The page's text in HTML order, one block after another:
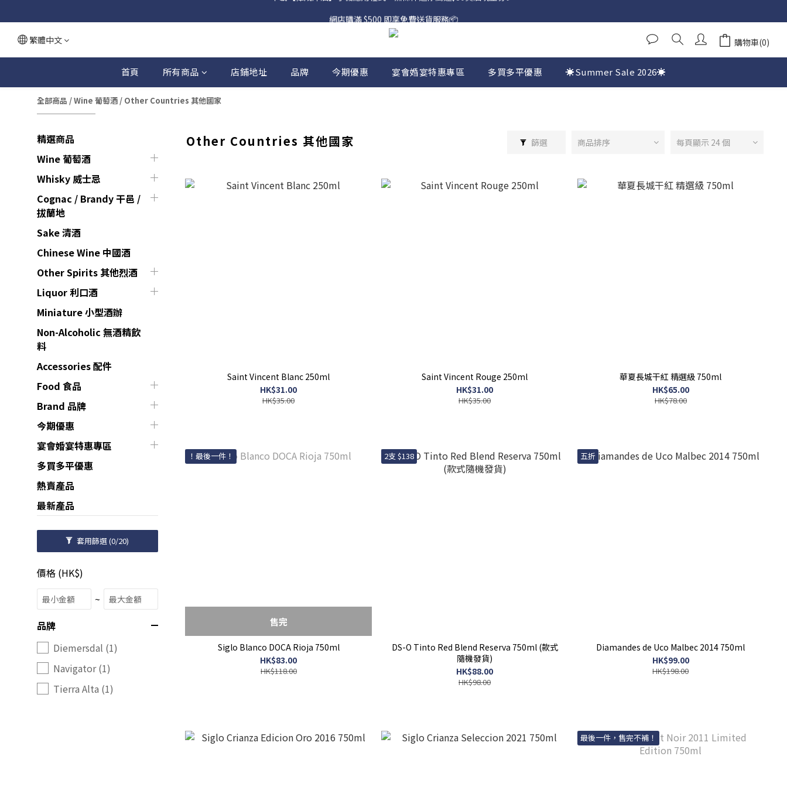
下載【偉成洋酒】手機應用程式，無條件送你高達$80買酒現金劵🎉
網店購滿 $500 即享免費送貨服務📦
繁體中文 購物車(0)
首頁 所有商品 店鋪地址 品牌 今期優惠 宴會婚宴特惠專區 多買多平優惠 ☀️Summer Sale 2026☀️
全部商品 /Wine 葡萄酒 / Other Countries 其他國家
精選商品
Wine 葡萄酒
Whisky 威士忌
Cognac / Brandy 干邑 /
拔蘭地
Sake 清酒
Chinese Wine 中國酒
Other Spirits 其他烈酒
Liquor 利口酒
Miniature 小型酒辦
Non-Alcoholic 無酒精飲
料
Accessories 配件
Food 食品
Brand 品牌
今期優惠
宴會婚宴特惠專區
多買多平優惠
熱賣產品
最新產品
套用篩選(0/20)
價格 (HK$)
~
品牌
Diemersdal (1)
Navigator (1)
Tierra Alta (1)
Other Countries 其他國家 篩選 商品排序 每頁顯示 24 個
Saint Vincent Blanc 250ml
HK$31.00
HK$35.00
Saint Vincent Rouge 250ml
HK$31.00
HK$35.00
華夏長城干紅 精選級 750ml
HK$65.00
HK$78.00
！最後一件！
售完
Siglo Blanco DOCA Rioja 750ml
HK$83.00
HK$118.00
2支 $138
DS-O Tinto Red Blend Reserva 750ml (款式
隨機發貨)
HK$88.00
HK$98.00
五折
Diamandes de Uco Malbec 2014 750ml
HK$99.00
HK$198.00
最後一件，售完不補！